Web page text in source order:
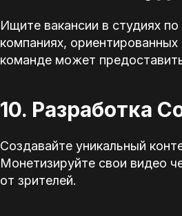
Ищите вакансии в студиях
компаниях,
команде может
10. Разработка
Создавайте уникальный
Монетизируйте свои видео
от зрителей.